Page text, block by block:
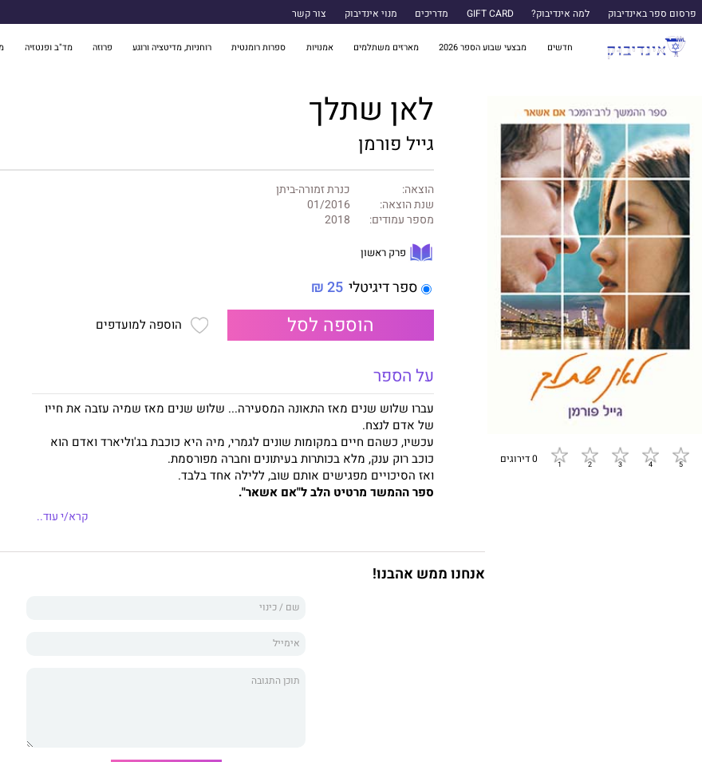
פרסום ספר באינדיבוק למה אינדיבוק? GIFT CARD מדריכים מנוי אינדיבוק צור קשר
חדשים מבצעי שבוע הספר 2026 מארזים משתלמים אמנויות ספרות רומנטית רוחניות, מדיטציה ורוגע פרוזה מד"ב ופנטזיה
0 דירוגים
לאן שתלך
גייל פורמן
הוצאה:
כנרת זמורה-ביתן
שנת הוצאה:
01/2016
מספר עמודים:
2018
פרק ראשון
ספר דיגיטלי 25 ₪
הוספה לסל הוספה למועדפים
על הספר
עברו שלוש שנים מאז התאונה המסעירה... שלוש שנים מאז שמיה עזבה את חייו
של אדם לנצח.
עכשיו, כשהם חיים במקומות שונים לגמרי, מיה היא כוכבת בג'וליארד ואדם הוא
כוכב רוק ענק, מלא בכותרות בעיתונים וחברה מפורסמת.
ואז הסיכויים מפגישים אותם שוב, ללילה אחד בלבד.
ספר ההמשך מרטיט הלב ל"אם אשאר".
קרא/י עוד..
אנחנו ממש אהבנו!